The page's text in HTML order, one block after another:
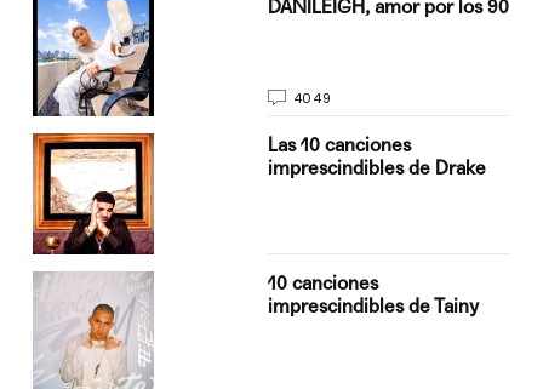
DANILEIGH, amor por los 90
4049
Las 10 canciones
imprescindibles de Drake
10 canciones
imprescindibles de Tainy